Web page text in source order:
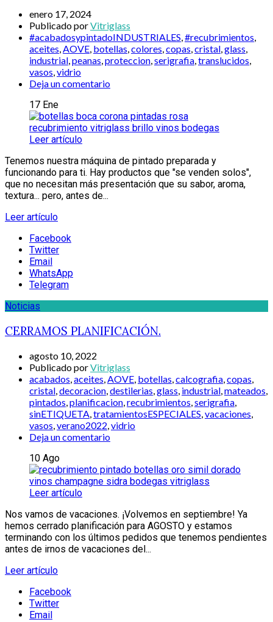
enero 17, 2024
Publicado porVitriglass
#acabadosypintadoINDUSTRIALES,#recubrimientos,
aceites,AOVE, botellas,colores,copas,cristal,glass,
industrial,peanas,proteccion,serigrafia,translucidos,
vasos,vidrio
Deja un comentario
17 Ene
Leer artículo
Tenemos nuestra máquina de pintado preparada y
funcionando para ti. Hay productos que "se venden solos",
que no necesitan más presentación que su sabor, aroma,
textura... pero, antes de...
Leer artículo
Facebook
Twitter
Email
WhatsApp
Telegram
Noticias
CERRAMOS PLANIFICACIÓN.
agosto 10, 2022
Publicado porVitriglass
acabados,aceites,AOVE, botellas,calcografia,copas,
cristal,decoracion,destilerias,glass, industrial,mateados,
pintados,planificacion,recubrimientos,serigrafia,
sinETIQUETA,tratamientosESPECIALES,vacaciones,
vasos,verano2022,vidrio
Deja un comentario
10 Ago
Leer artículo
Nos vamos de vacaciones. ¡Volvemos en septiembre! Ya
hemos cerrado planificación para AGOSTO y estamos
terminando con los últimos pedidos que tenemos pendientes
antes de irnos de vacaciones del...
Leer artículo
Facebook
Twitter
Email